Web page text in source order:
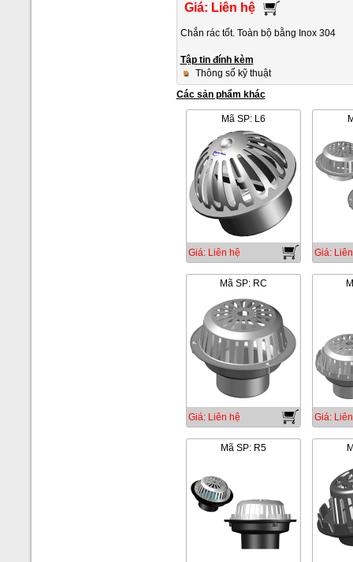
Giá: Liên hệ
Chắn rác tốt. Toàn bộ bằng Inox 304
Tập tin đính kèm
Thông số kỹ thuật
Các sản phẩm khác
Mã SP: L6
Giá: Liên hệ Giá:
Mã SP: RC
Giá: Liên hệ Giá:
Mã SP: R5